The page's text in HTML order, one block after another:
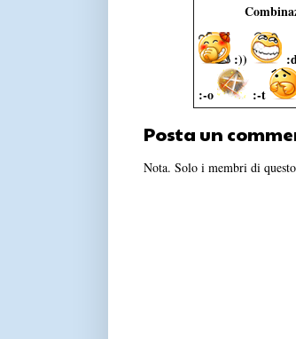
:))
:-o
:-t
Posta un
Nota. Solo i membri di